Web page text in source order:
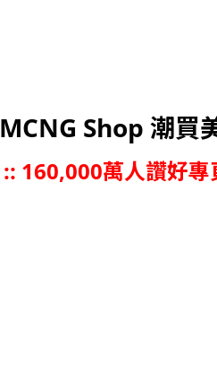
MCNG Shop 潮買
:: 160,000萬人讚好